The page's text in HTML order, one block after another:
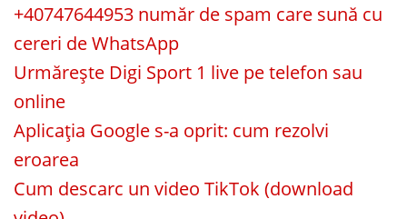
+40747644953 număr de spam care sună cu
cereri de WhatsApp
Urmărește Digi Sport 1 live pe telefon sau
online
Aplicația Google s-a oprit: cum rezolvi
eroarea
Cum descarc un video TikTok (download